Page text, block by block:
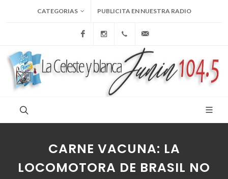
CATEGORIAS PUBLICITA EN NUESTRA RADIO
FacebookInstagram+54 9 236 465-4833
CARNE VACUNA: LA
LOCOMOTORA DE BRASIL NO